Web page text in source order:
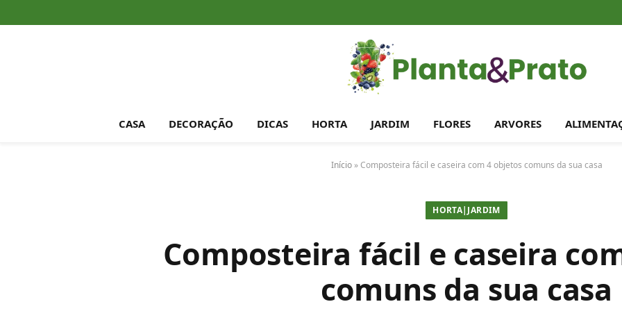
CASA DECORAÇÃO DICAS HORTA JARDIM FLORES ARVORES
Início»Composteira fácil e caseira com 4 objetos comuns da sua casa
HORTA|JARDIM
Composteira fácil e caseira
comuns da sua casa